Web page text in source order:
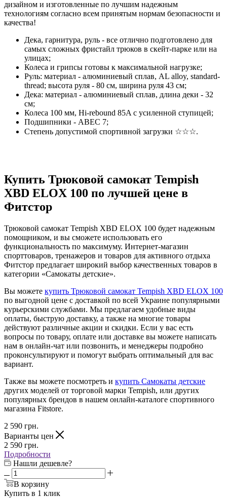
дизайном и изготовленные по лучшим надежным
технологиям согласно всем принятым нормам безопасности и
качества!
Дека, гарнитура, руль - все отлично подготовлено для
самых сложных фристайл трюков в скейт-парке или на
улицах;
Колеса и грипсы готовы к максимальной нагрузке;
Руль: материал - алюминиевый сплав, AL alloy, standard-
thread; высота руля - 80 см, ширина руля 43 см;
Дека: материал - алюминиевый сплав, длина деки - 32
см;
Колеса 100 мм, Hi-rebound 85A с усиленной ступицей;
Подшипники - АВЕС 7;
Степень допустимой спортивной загрузки ☆☆☆.
Купить Трюковой самокат Tempish
XBD ELOX 100 по лучшей цене в
Фитстор
Трюковой самокат Tempish XBD ELOX 100 будет надежным
помощником, и вы сможете использовать его
функциональность по максимуму. Интернет-магазин
спорттоваров, тренажеров и товаров для активного отдыха
Фитстор предлагает широкий выбор качественных товаров в
категории «Самокаты детские».
Вы можете купить Трюковой самокат Tempish XBD ELOX 100
по выгодной цене с доставкой по всей Украине популярными
курьерскими службами. Мы предлагаем удобные виды
оплаты, быструю доставку, а также на многие товары
действуют различные акции и скидки. Если у вас есть
вопросы по товару, оплате или доставке вы можете написать
нам в онлайн-чат или позвонить, и менеджеры подробно
проконсультируют и помогут выбрать оптимальный для вас
вариант.
Также вы можете посмотреть и купить Самокаты детские
других моделей от торговой марки Tempish, или других
популярных брендов в нашем онлайн-каталоге спортивного
магазина Fitstore.
2 590 грн.
Варианты цен
2 590 грн.
Подробности
Нашли дешевле?
В корзину
Купить в 1 клик